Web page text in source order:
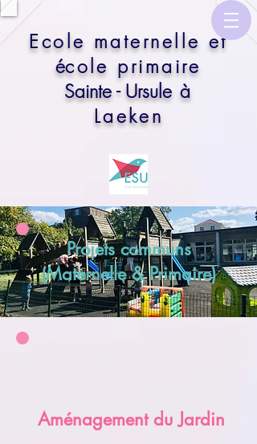
​Ecole maternelle et
école primaire
Sainte - Ursuleà
Laeken
Projets communs
(Maternelle & Primaire)
Aménagement du Jardin